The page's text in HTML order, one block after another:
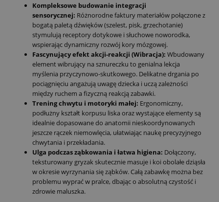
Kompleksowe budowanie integracji
sensorycznej: Różnorodne faktury materiałów połączone z
bogatą paletą dźwięków (szelest, pisk, grzechotanie)
stymulują receptory dotykowe i słuchowe noworodka,
wspierając dynamiczny rozwój kory mózgowej.
Fascynujący efekt akcji-reakcji (Wibracja): Wbudowany
element wibrujący na sznureczku to genialna lekcja
myślenia przyczynowo-skutkowego. Delikatne drgania po
pociągnięciu angażują uwagę dziecka i uczą zależności
między ruchem a fizyczną reakcją zabawki.
Trening chwytu i motoryki małej: Ergonomiczny,
podłużny kształt korpusu liska oraz wystające elementy są
idealnie dopasowane do anatomii nieskoordynowanych
jeszcze rączek niemowlęcia, ułatwiając naukę precyzyjnego
chwytania i przekładania.
Ulga podczas ząbkowania i łatwa higiena: Dołączony,
teksturowany gryzak skutecznie masuje i koi obolałe dziąsła
w okresie wyrzynania się ząbków. Całą zabawkę można bez
problemu wyprać w pralce, dbając o absolutną czystość i
zdrowie maluszka.